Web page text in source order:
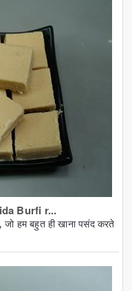
Burfi r...
जो हम बहुत ही खाना पसंद करते